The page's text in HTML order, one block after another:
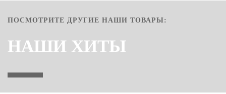
ПОСМОТРИТЕ ДРУГИЕ НАШИ ТОВАРЫ:
НАШИ ХИТЫ